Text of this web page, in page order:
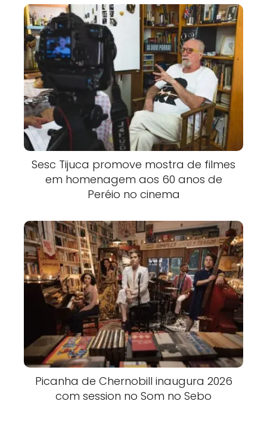
Sesc Tijuca promove mostra de filmes
em homenagem aos 60 anos de
Peréio no cinema
Picanha de Chernobill inaugura 2026
com session no Som no Sebo